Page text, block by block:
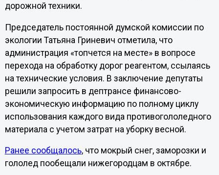
дорожной техники.
Председатель постоянной думской комиссии по
экологии Татьяна Гриневич отметила, что
администрация «топчется на месте» в вопросе
перехода на обработку дорог реагентом, ссылаясь
на технические условия. В заключение депутаты
решили запросить в дептрансе финансово-
экономическую информацию по полному циклу
использования каждого вида противогололедного
материала с учетом затрат на уборку весной.
Ранее сообщалось, что мокрый снег, заморозки и
гололед пообещали нижегородцам в октябре.